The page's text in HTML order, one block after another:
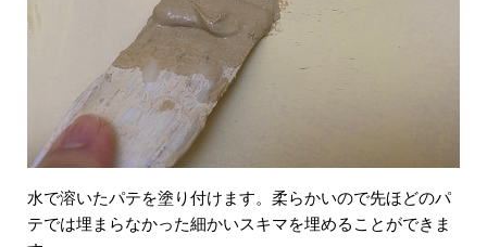
水で溶いたパテを塗り付けます。柔らかいので先ほどのパ
テでは埋まらなかった細かいスキマを埋めることができま